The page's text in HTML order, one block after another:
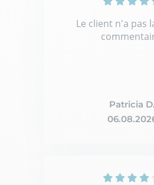
Le client n'a pas
Patricia D.